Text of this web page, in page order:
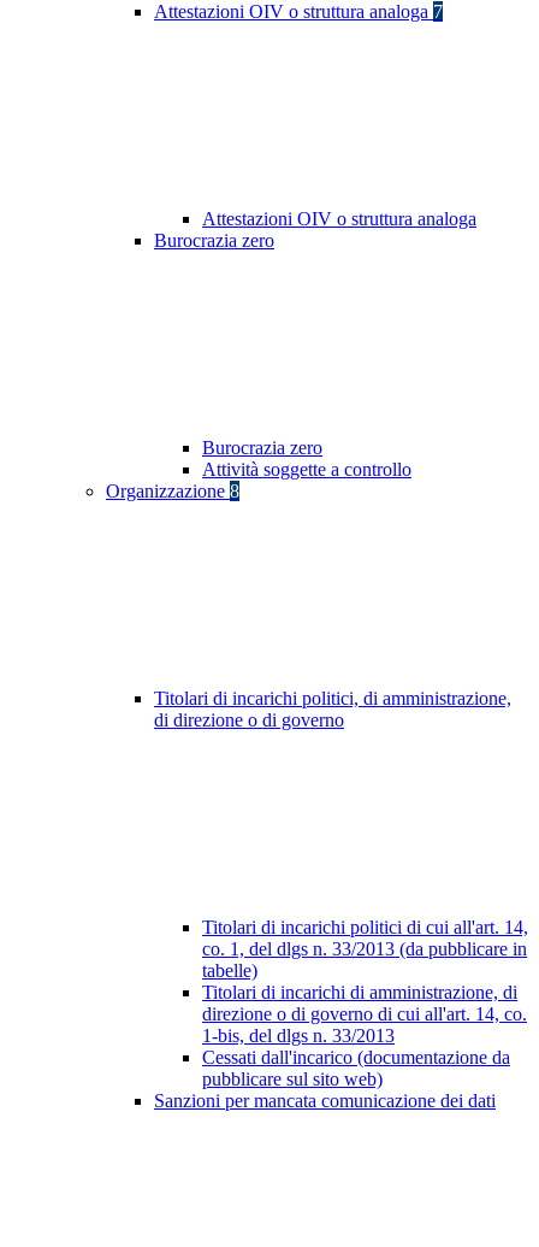
Attestazioni OIV o struttura analoga 7
Attestazioni OIV o struttura analoga
Burocrazia zero
Burocrazia zero
Attività soggette a controllo
Organizzazione 8
Titolari di incarichi politici, di amministrazione,
di direzione o di governo
Titolari di incarichi politici di cui all'art. 14,
co. 1, del dlgs n. 33/2013 (da pubblicare in
tabelle)
Titolari di incarichi di amministrazione, di
direzione o di governo di cui all'art. 14, co.
1-bis, del dlgs n. 33/2013
Cessati dall'incarico (documentazione da
pubblicare sul sito web)
Sanzioni per mancata comunicazione dei dati